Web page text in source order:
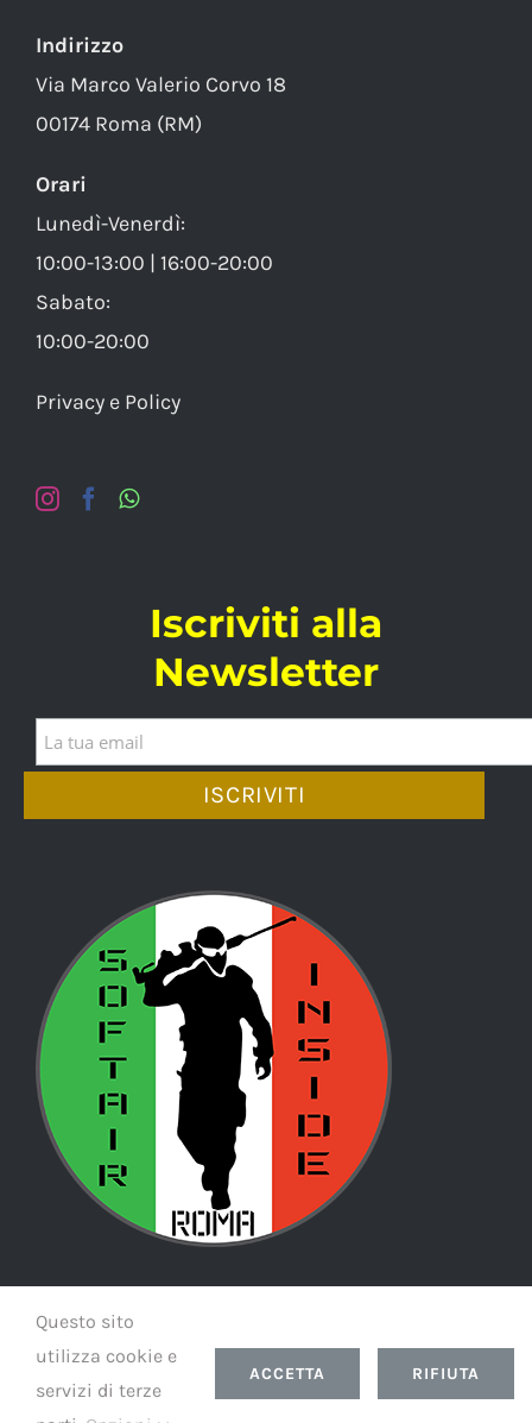
Indirizzo
Via Marco Valerio Corvo 18
00174 Roma (RM)
Orari
Lunedì-Venerdì:
10:00-13:00 | 16:00-20:00
Sabato:
10:00-20:00
Privacy e Policy
Iscriviti alla
Newsletter
© Copyright
Reserved | Powered byLed
Questo sito
utilizza cookie e
servizi di terze
ACCETTA RIFIUTA